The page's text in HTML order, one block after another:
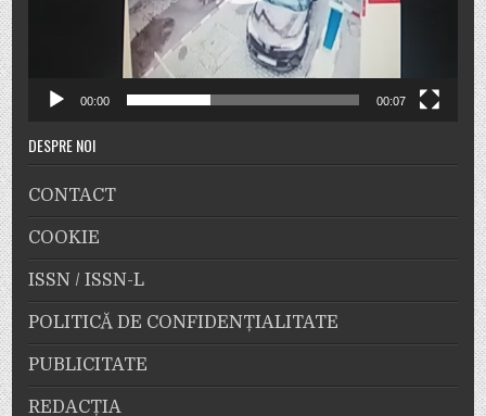
00:00 00:07
DESPRE NOI
CONTACT
COOKIE
ISSN / ISSN-L
POLITICĂ DE CONFIDENȚIALITATE
PUBLICITATE
REDACȚIA